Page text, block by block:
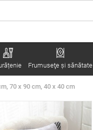
Frumuseţe şi sănătate
70 x 90 cm, 40 x 40 cm